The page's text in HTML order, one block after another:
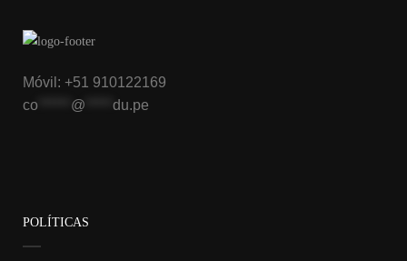
Móvil: +51 910122169
co
@ du.pe
POLÍTICAS